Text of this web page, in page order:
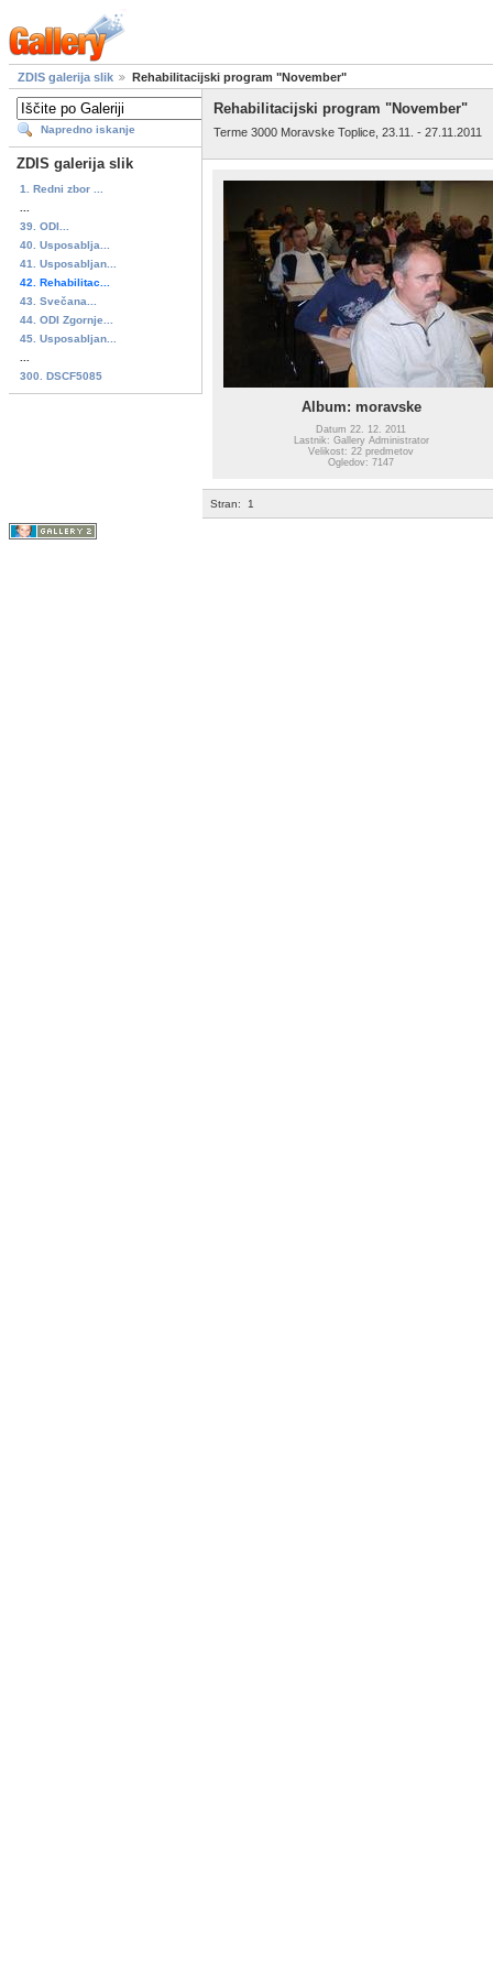
ZDIS galerija slik Rehabilitacijski program "November"
Napredno iskanje
ZDIS galerija slik
1. Redni zbor ...
39. ODI...
40. Usposablja...
41. Usposabljan...
42. Rehabilitac...
43. Svečana...
44. ODI Zgornje...
45. Usposabljan...
300. DSCF5085
Rehabilitacijski program "November"
Terme 3000 Moravske Toplice, 23.11. - 27.11.2011
Album: moravske
Datum 22. 12. 2011
Lastnik: Gallery Administrator
Velikost: 22 predmetov
Ogledov: 7147
Stran: 1